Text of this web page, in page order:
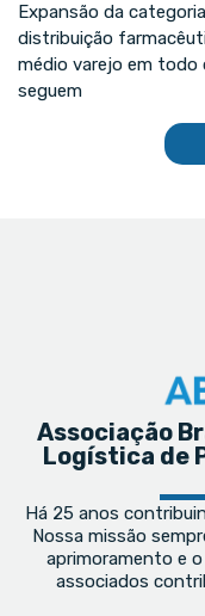
Expansão da
distribuição
médio varejo em
seguem
Associação
Logística de
Há 25 anos
Nossa missão
aprimoramento e
associados